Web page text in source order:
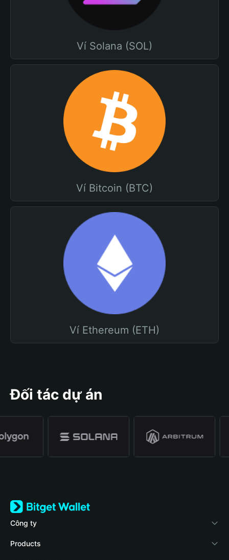
Ví Solana (SOL)
Ví Bitcoin (BTC)
Ví Ethereum (ETH)
Đối tác dự án
Công ty
Về Bitget Wallet
Products